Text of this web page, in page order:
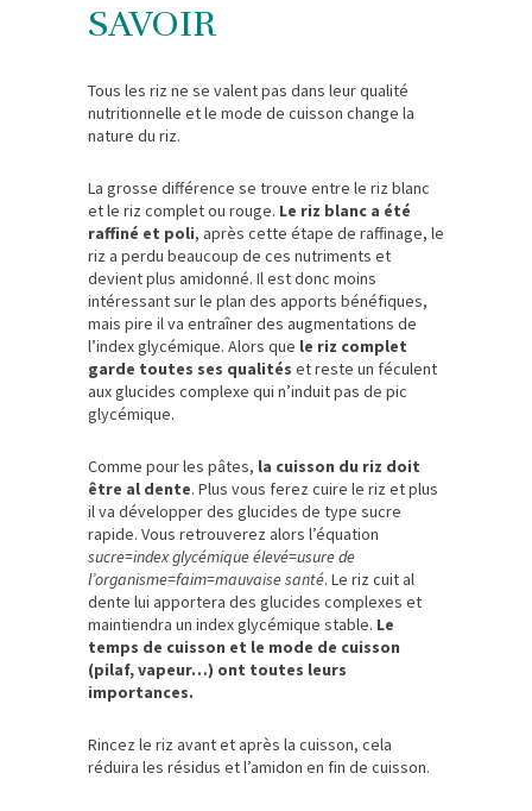
SAVOIR
Tous les riz ne se valent pas dans leur qualité
nutritionnelle et le mode de cuisson change la
nature du riz.
La grosse différence se trouve entre le riz blanc
et le riz complet ou rouge. Le riz blanc a été
raffiné et poli, après cette étape de raffinage, le
riz a perdu beaucoup de ces nutriments et
devient plus amidonné. Il est donc moins
intéressant sur le plan des apports bénéfiques,
mais pire il va entraîner des augmentations de
l’index glycémique. Alors que le riz complet
garde toutes ses qualités et reste un féculent
aux glucides complexe qui n’induit pas de pic
glycémique.
Comme pour les pâtes, la cuisson du riz doit
être al dente. Plus vous ferez cuire le riz et plus
il va développer des glucides de type sucre
rapide. Vous retrouverez alors l’équation
sucre=index glycémique élevé=usure de
l’organisme=faim=mauvaise santé. Le riz cuit al
dente lui apportera des glucides complexes et
maintiendra un index glycémique stable. Le
temps de cuisson et le mode de cuisson
(pilaf, vapeur…) ont toutes leurs
importances.
Rincez le riz avant et après la cuisson, cela
réduira les résidus et l’amidon en fin de cuisson.